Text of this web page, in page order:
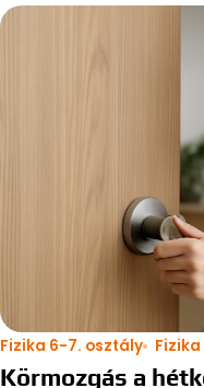
Fizika 6-7. osztály
Körmozgás a